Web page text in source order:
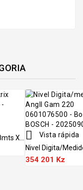
X...

Vista rápida
Nivel Digita/
354 201 Kz